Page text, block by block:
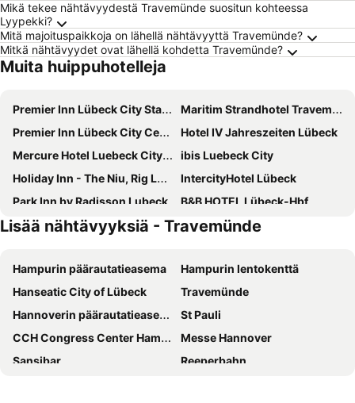
Mikä tekee nähtävyydestä Travemünde suositun kohteessa
Lyypekki?
Mitä majoituspaikkoja on lähellä nähtävyyttä Travemünde?
Mitkä nähtävyydet ovat lähellä kohdetta Travemünde?
Muita huippuhotelleja
Premier Inn Lübeck City Stadtgraben
Maritim Strandhotel Travemünde
Premier Inn Lübeck City Centre
Hotel IV Jahreszeiten Lübeck
Mercure Hotel Luebeck City Center
ibis Luebeck City
Holiday Inn - The Niu, Rig LÜbeck By Ihg
IntercityHotel Lübeck
Park Inn by Radisson Lubeck
B&B HOTEL Lübeck-Hbf
Hotel Schweizerhaus
Viva Hotel Lübeck
Hotel Grüner Jäger
TRYP By Wyndham Luebeck Aquamarin
Das Hotelchen
Hotel Zum Ratsherrn
Radisson Blu Senator Hotel, Lübeck
H+ Hotel Lübeck
Ostsee Hotel Travemünde
Holiday Inn Lübeck, an IHG Hotel
B&B HOTEL Lübeck Berliner-Platz
Hotel Kaiserhof
Lisää nähtävyyksiä - Travemünde
Hampurin päärautatieasema
Hampurin lentokenttä
Hanseatic City of Lübeck
Travemünde
Hannoverin päärautatieasema
St Pauli
CCH Congress Center Hamburg
Messe Hannover
Sansibar
Reeperbahn